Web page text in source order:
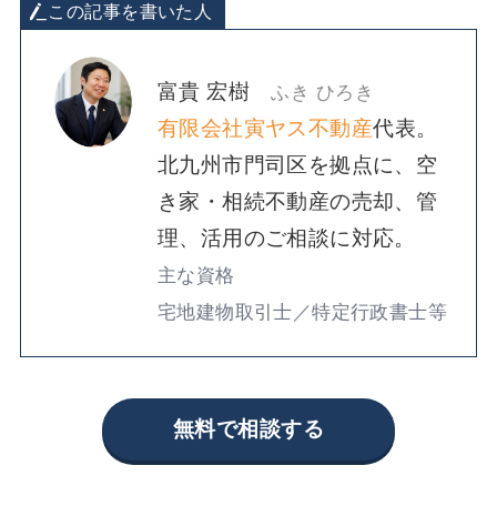
この記事を書いた人
富貴 宏樹ふき ひろき
有限会社寅ヤス不動産代表。
北九州市門司区を拠点に、空
き家・相続不動産の売却、管
理、活用のご相談に対応。
主な資格
宅地建物取引士／特定行政書士等
無料で相談する